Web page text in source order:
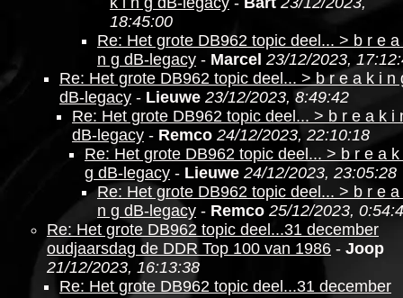
18:45:00
Re: Het grote DB962 topic deel... > b r e a
n g dB-legacy - Marcel 23/12/2023,
Re: Het grote DB962 topic deel... > b r e a k i n
dB-legacy - Lieuwe 23/12/2023, 8:49:42
Re: Het grote DB962 topic deel... > b r e a k i
dB-legacy - Remco 24/12/2023, 22:10:18
Re: Het grote DB962 topic deel... > b r e a k
g dB-legacy - Lieuwe 24/12/2023, 23:05:28
Re: Het grote DB962 topic deel... > b r e a
n g dB-legacy - Remco 25/12/2023,
Re: Het grote DB962 topic deel...31 december
oudjaarsdag de DDR Top 100 van 1986 - Joop
21/12/2023, 16:13:38
Re: Het grote DB962 topic deel...31 december